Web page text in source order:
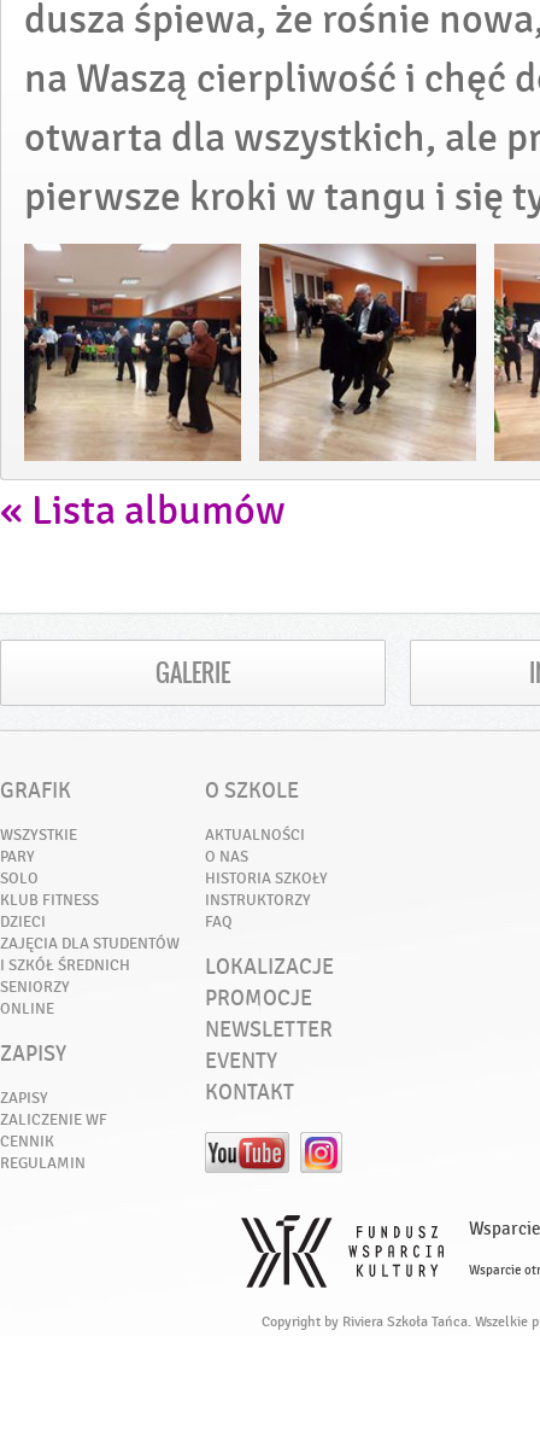
dusza śpiewa, że rośnie
na Waszą cierpliwość i chęć
otwarta dla wszystkich, ale
pierwsze kroki w tangu i się
« Lista albumów
GALERIE
GRAFIK
WSZYSTKIE
PARY
SOLO
KLUB FITNESS
DZIECI
ZAJĘCIA DLA STUDENTÓW
I SZKÓŁ ŚREDNICH
SENIORZY
ONLINE
ZAPISY
ZAPISY
ZALICZENIE WF
CENNIK
REGULAMIN
O SZKOLE
AKTUALNOŚCI
O NAS
HISTORIA SZKOŁY
INSTRUKTORZY
FAQ
LOKALIZACJE
PROMOCJE
NEWSLETTER
EVENTY
KONTAKT
Wsparcie
Copyright by Riviera Szkoła Tańca. Wszelkie